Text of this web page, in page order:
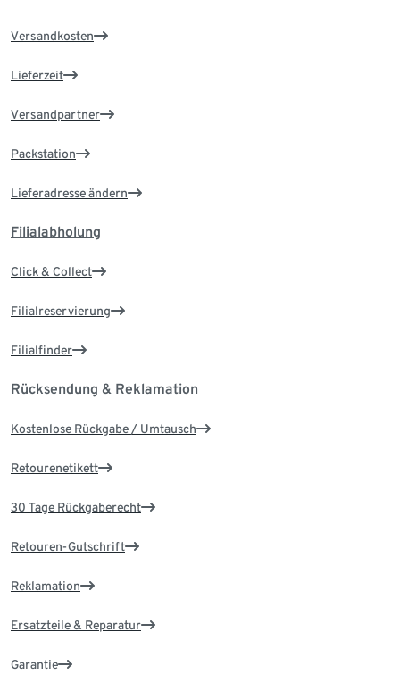
Versandkosten
Lieferzeit
Versandpartner
Packstation
Lieferadresse ändern
Filialabholung
Click & Collect
Filialreservierung
Filialfinder
Rücksendung & Reklamation
Kostenlose Rückgabe / Umtausch
Retourenetikett
30 Tage Rückgaberecht
Retouren-Gutschrift
Reklamation
Ersatzteile & Reparatur
Garantie